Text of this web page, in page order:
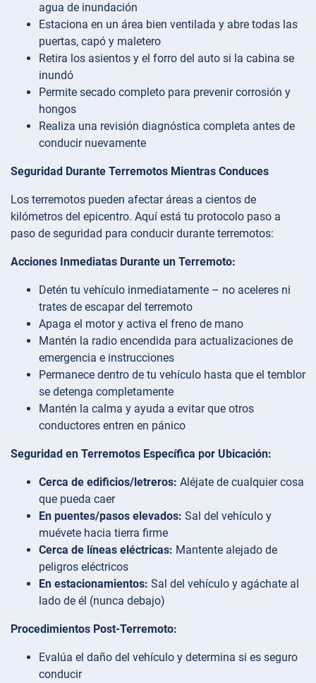
agua de inundación
Estaciona en un área bien ventilada y abre todas las
puertas, capó y maletero
Retira los asientos y el forro del auto si la cabina se
inundó
Permite secado completo para prevenir corrosión y
hongos
Realiza una revisión diagnóstica completa antes de
conducir nuevamente
Seguridad Durante Terremotos Mientras Conduces
Los terremotos pueden afectar áreas a cientos de
kilómetros del epicentro. Aquí está tu protocolo paso a
paso de seguridad para conducir durante terremotos:
Acciones Inmediatas Durante un Terremoto:
Detén tu vehículo inmediatamente – no aceleres ni
trates de escapar del terremoto
Apaga el motor y activa el freno de mano
Mantén la radio encendida para actualizaciones de
emergencia e instrucciones
Permanece dentro de tu vehículo hasta que el temblor
se detenga completamente
Mantén la calma y ayuda a evitar que otros
conductores entren en pánico
Seguridad en Terremotos Específica por Ubicación:
Cerca de edificios/letreros: Aléjate de cualquier cosa
que pueda caer
En puentes/pasos elevados: Sal del vehículo y
muévete hacia tierra firme
Cerca de líneas eléctricas: Mantente alejado de
peligros eléctricos
En estacionamientos: Sal del vehículo y agáchate al
lado de él (nunca debajo)
Procedimientos Post-Terremoto:
Evalúa el daño del vehículo y determina si es seguro
conducir